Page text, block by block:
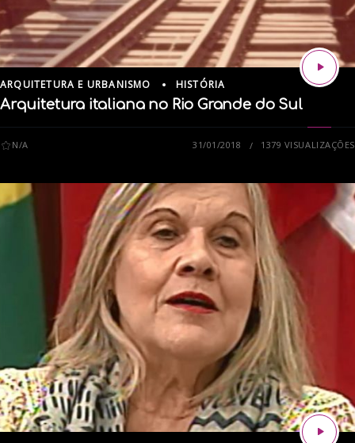
ARQUITETURA E URBANISMO HISTÓRIA
Arquitetura italiana no Rio Grande do Sul
N/A 31/01/2018 1379 VISUALIZAÇÕES